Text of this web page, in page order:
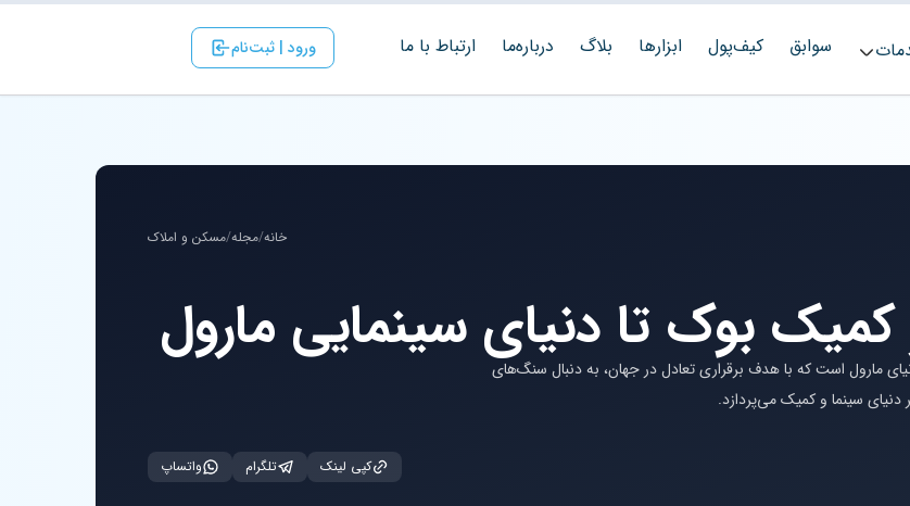
سوابق کیف‌پول ابزارها بلاگ درباره‌ما ارتباط با ‌ما ورود | ثبت‌نام
خانه/مجله/مسکن و املاک
کمیک‌ بوک تا دنیای سینمایی مارول
مارول است که با هدف برقراری تعادل در جهان، به دنبال سنگ‌های
دنیای سینما و کمیک می‌پردازد.
کپی لینک تلگرام واتساپ